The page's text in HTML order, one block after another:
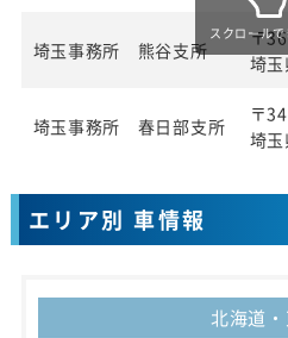
埼玉事務所 熊谷支所
〒
埼玉
埼玉事務所 春日部支所
〒
埼
スクロール
エリア別 車情報
北海道